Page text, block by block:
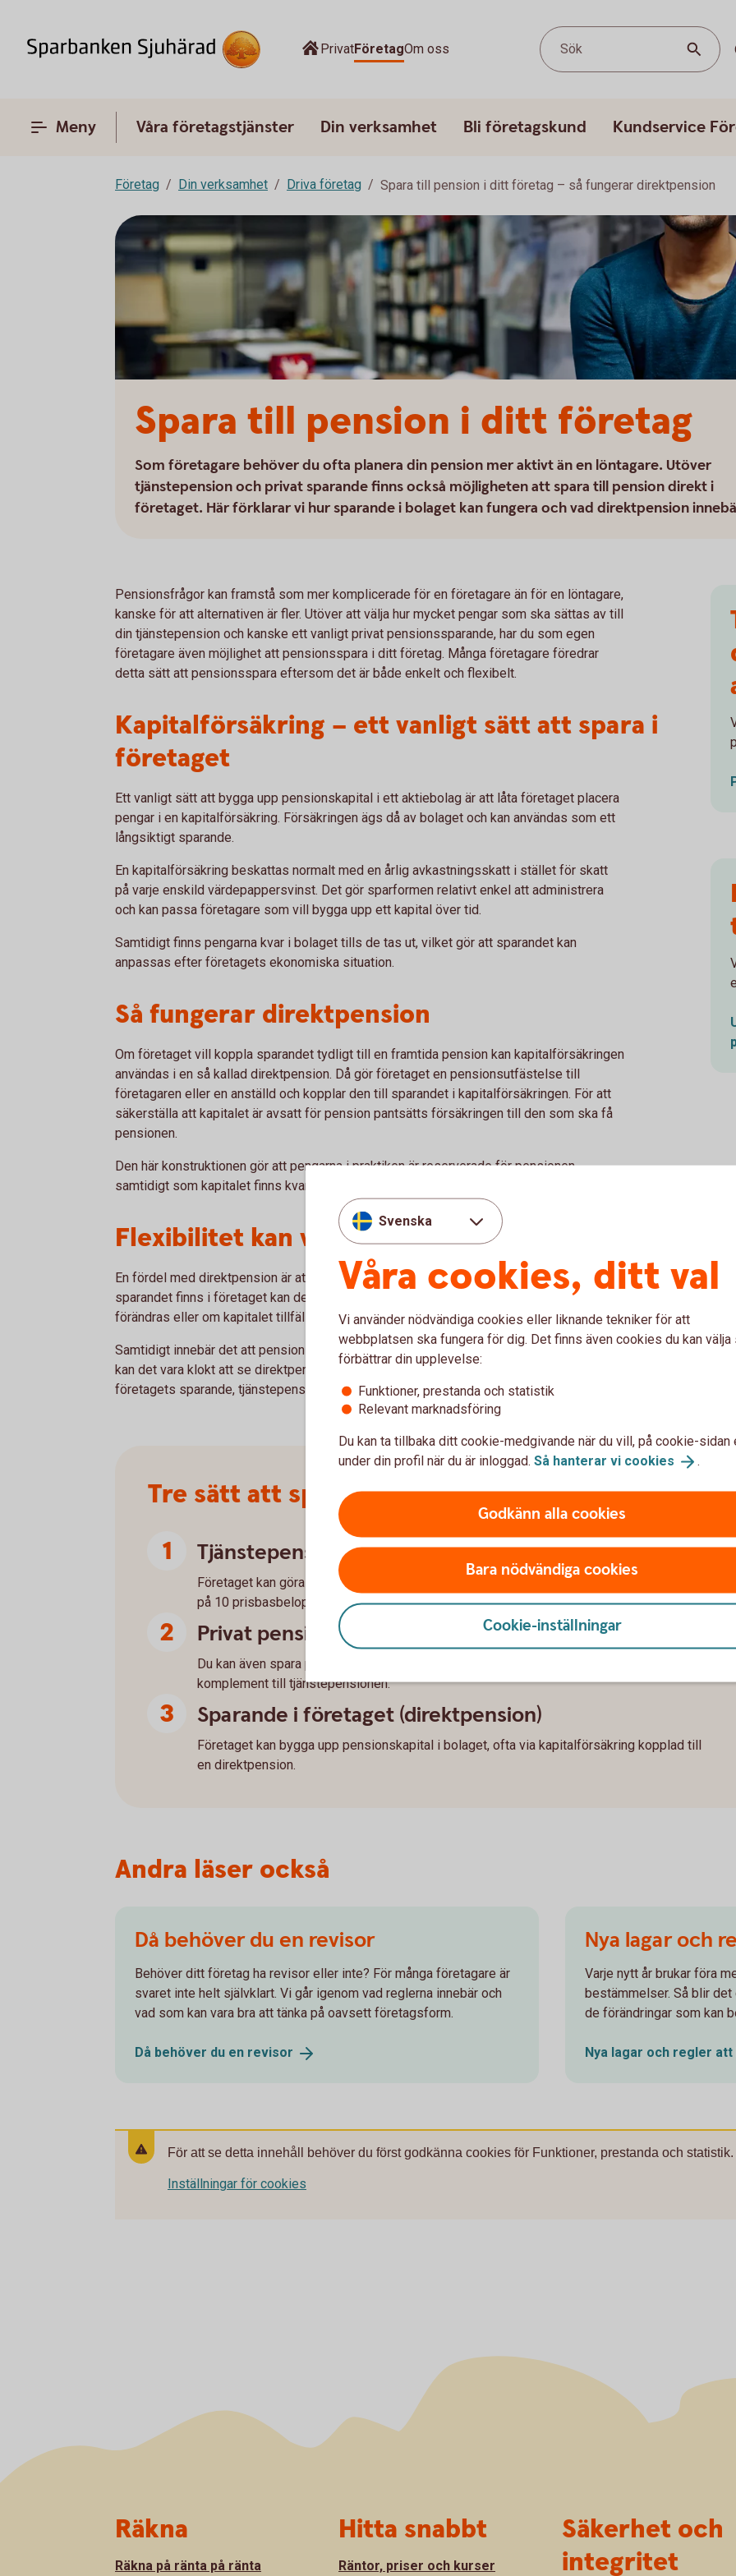
PrivatFöretagOm oss Sök
Meny Våra företagstjänster Din verksamhet Bli företagskund Kundservice
Företag Din verksamhet Driva företag Spara till pension i ditt företag – så fungerar direktpension
Spara till pension i ditt företag
Som företagare behöver du ofta planera din pension mer aktivt än en löntagare. Utöver
tjänstepension och privat sparande finns också möjligheten att spara till pension direkt i
företaget. Här förklarar vi hur sparande i bolaget kan fungera och vad direktpension
Pensionsfrågor kan framstå som mer komplicerade för en företagare än för en löntagare,
kanske för att alternativen är fler. Utöver att välja hur mycket pengar som ska sättas av till
din tjänstepension och kanske ett vanligt privat pensionssparande, har du som egen
företagare även möjlighet att pensionsspara i ditt företag. Många företagare föredrar
detta sätt att pensionsspara eftersom det är både enkelt och flexibelt.
Kapitalförsäkring – ett vanligt sätt att spara i
företaget
Ett vanligt sätt att bygga upp pensionskapital i ett aktiebolag är att låta företaget placera
pengar i en kapitalförsäkring. Försäkringen ägs då av bolaget och kan användas som ett
långsiktigt sparande.
En kapitalförsäkring beskattas normalt med en årlig avkastningsskatt i stället för skatt
på varje enskild värdepappersvinst. Det gör sparformen relativt enkel att administrera
och kan passa företagare som vill bygga upp ett kapital över tid.
Samtidigt finns pengarna kvar i bolaget tills de tas ut, vilket gör att sparandet kan
anpassas efter företagets ekonomiska situation.
Så fungerar direktpension
Om företaget vill koppla sparandet tydligt till en framtida pension kan kapitalförsäkringen
användas i en så kallad direktpension. Då gör företaget en pensionsutfästelse till
företagaren eller en anställd och kopplar den till sparandet i kapitalförsäkringen. För att
säkerställa att kapitalet är avsatt för pension pantsätts försäkringen till den som ska få
pensionen.
Den här konstruktionen gör att pengarna i praktiken är reserverade för pensionen
samtidigt som kapitalet finns kvar i bolaget tills pensionen betalas ut.
Flexibilitet kan vara värdefullt för företagare
En fördel med direktpension är att lösningen kan vara relativt flexibel. Eftersom
sparandet finns i företaget kan det ge större handlingsutrymme om verksamheten
förändras eller om kapitalet tillfälligt behöver användas i bolaget.
Samtidigt innebär det att pensionssparandet är kopplat till företagets ekonomi. Därför
kan det vara klokt att se direktpension som en del av en större pensionsstrategi där
företagets sparande, tjänstepension och privat sparande kompletterar varandra.
Tre sätt att spara till pension som företagare
Tjänstepension via företaget
Företaget kan göra avdragsgilla pensionsavsättningar upp till 35 % av lönen, med ett tak
på 10 prisbasbelopp per år.
Privat pensionssparande
Du kan även spara privat, till exempel i fonder, aktier eller investeringssparkonto, som ett
komplement till tjänstepensionen.
Sparande i företaget (direktpension)
Företaget kan bygga upp pensionskapital i bolaget, ofta via kapitalförsäkring kopplad till
en direktpension.
Andra läser också
Då behöver du en revisor
Behöver ditt företag ha revisor eller inte? För många företagare är
svaret inte helt självklart. Vi går igenom vad reglerna innebär och
vad som kan vara bra att tänka på oavsett företagsform.
Då behöver du en revisor
Nya lagar och
Varje nytt år brukar föra
bestämmelser. Så blir det
de förändringar som kan
Nya lagar och regler att
För att se detta innehåll behöver du först godkänna cookies för Funktioner, prestanda och statistik.
Inställningar för cookies
Svenska
Våra cookies, ditt val
Vi använder nödvändiga cookies eller liknande tekniker för att
webbplatsen ska fungera för dig. Det finns även cookies du kan välja
förbättrar din upplevelse:
Funktioner, prestanda och statistik
Relevant marknadsföring
Du kan ta tillbaka ditt cookie-medgivande när du vill, på cookie-sidan
under din profil när du är inloggad. Så hanterar vi cookies .
Godkänn alla cookies
Bara nödvändiga cookies
Cookie-inställningar
Räkna
Räkna på ränta på ränta
Hitta snabbt
Räntor, priser och kurser
Säkerhet och
integritet